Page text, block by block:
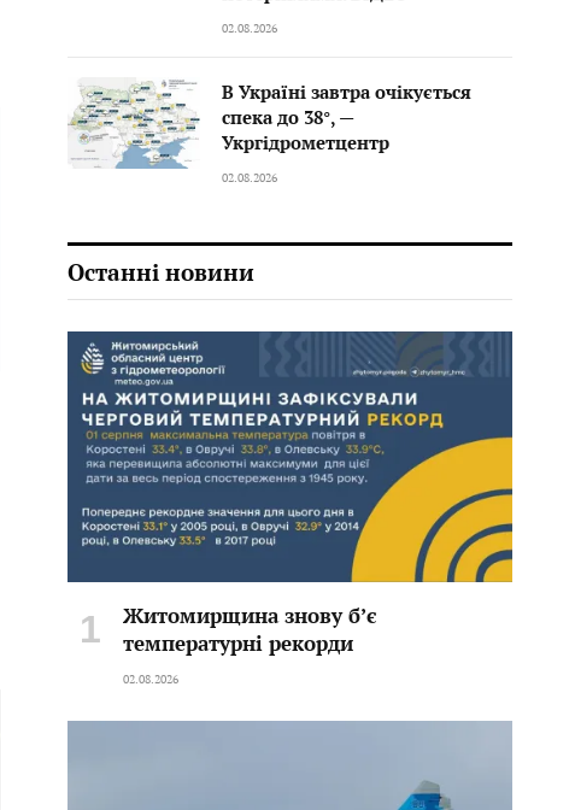
02.08.2026
В Україні завтра очікується
спека до 38°, —
Укргідрометцентр
02.08.2026
Останні новини
Житомирщина знову б’є
температурні рекорди
02.08.2026